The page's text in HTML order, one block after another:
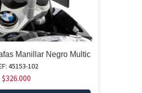
Manillar Negro Multic
45153-102
$326.000